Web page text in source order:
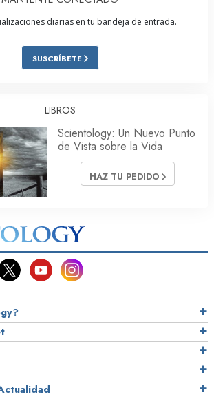
diarias en tu bandeja de entrada.
SUSCRÍBETE
LIBROS
Scientology: Un Nuevo Punto
de Vista sobre la Vida
HAZ TU PEDIDO